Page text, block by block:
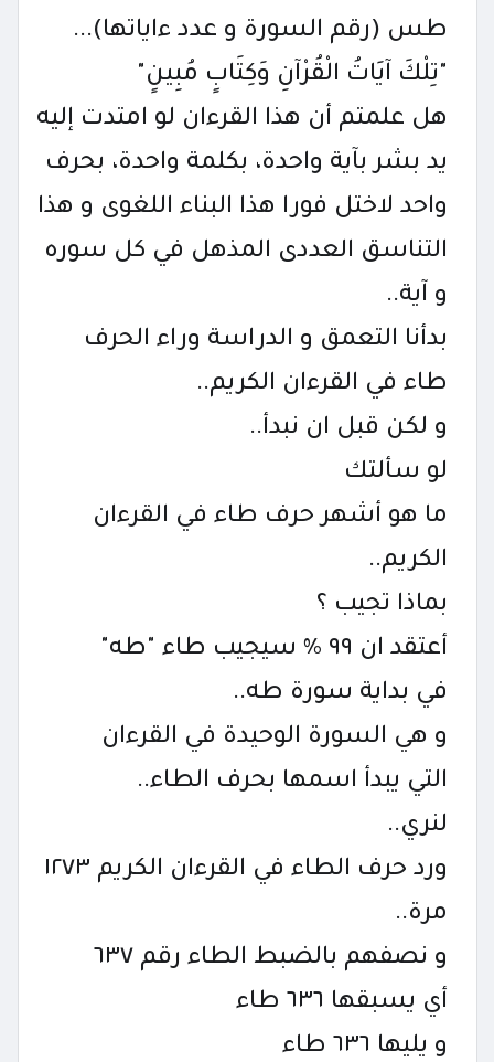
طس (رقم السورة و عدد ءاياتها)...
"تِلْكَ آيَاتُ الْقُرْآنِ وَكِتَابٍ مُبِينٍ"
هل علمتم أن هذا القرءان لو امتدت إليه
يد بشر بآية واحدة، بكلمة واحدة، بحرف
واحد لاختل فورا هذا البناء اللغوى و هذا
التناسق العددى المذهل في كل سوره
و آية..
بدأنا التعمق و الدراسة وراء الحرف
طاء في القرءان الكريم..
و لكن قبل ان نبدأ..
لو سألتك
ما هو أشهر حرف طاء في القرءان
الكريم..
بماذا تجيب ؟
أعتقد ان ٩٩ ٪ سيجيب طاء "طه"
في بداية سورة طه..
و هي السورة الوحيدة في القرءان
التي يبدأ اسمها بحرف الطاء..
لنري..
ورد حرف الطاء في القرءان الكريم ١٢٧٣
مرة..
و نصفهم بالضبط الطاء رقم ٦٣٧
أي يسبقها ٦٣٦ طاء
و يليها ٦٣٦ طاء